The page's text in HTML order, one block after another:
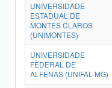
UNIVERSIDADE
ESTADUAL DE
MONTES CLAROS
(UNIMONTES)
UNIVERSIDADE
FEDERAL DE
ALFENAS (UNIFAL-MG)